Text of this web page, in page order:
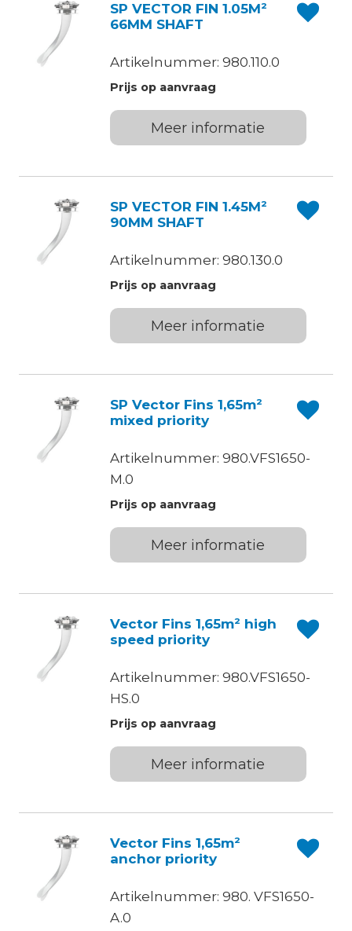
SP VECTOR FIN 1.05M²
66MM SHAFT
Artikelnummer: 980.110.0
Prijs op aanvraag
Meer informatie
SP VECTOR FIN 1.45M²
90MM SHAFT
Artikelnummer: 980.130.0
Prijs op aanvraag
Meer informatie
SP Vector Fins 1,65m²
mixed priority
Artikelnummer: 980.VFS1650-
M.0
Prijs op aanvraag
Meer informatie
Vector Fins 1,65m² high
speed priority
Artikelnummer: 980.VFS1650-
HS.0
Prijs op aanvraag
Meer informatie
Vector Fins 1,65m²
anchor priority
Artikelnummer: 980. VFS1650-
A.0